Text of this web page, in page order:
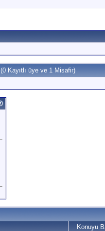
(0 Kayıtlı üye ve 1 Misafir)
Konuyu